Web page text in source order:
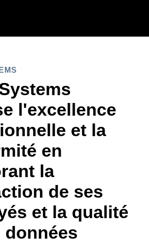
Canada (English)
Canada (Français)
México (Español)
Brasil (Português)
France (Français)
Deutschland (Deutsch)
Italia (Italiano)
Nederlands (English)
Sweden (English)
Denmark (English)
Finland (English)
ASIA PACIFIC
Australia (English)
India (English)
Singapore (English)
l'excellence
et la
en
la
de ses
et la qualité
données